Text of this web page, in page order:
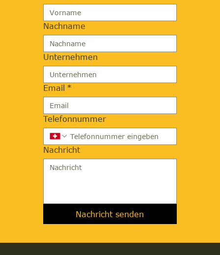
Nachname
Unternehmen
Email *
Telefonnummer
Nachricht
Nachricht senden